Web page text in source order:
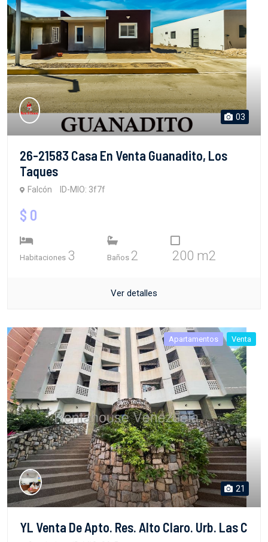
03
26-21583 Casa En Venta Guanadito, Los
Taques
Falcón ID-MIO: 3f7f
$ 0
Habitaciones 3 Baños 2 200 m2
Ver detalles
Apartamentos Venta
21
YL Venta De Apto. Res. Alto Claro. Urb. Las C